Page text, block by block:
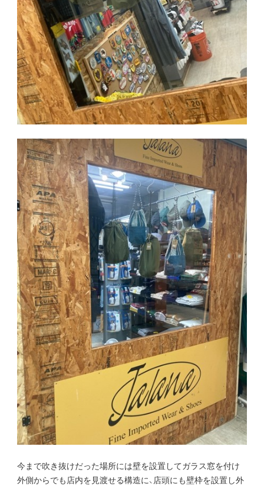
今まで吹き抜けだった場所には壁を設置してガラス窓を付け
外側からでも店内を見渡せる構造に、店頭にも壁枠を設置し外